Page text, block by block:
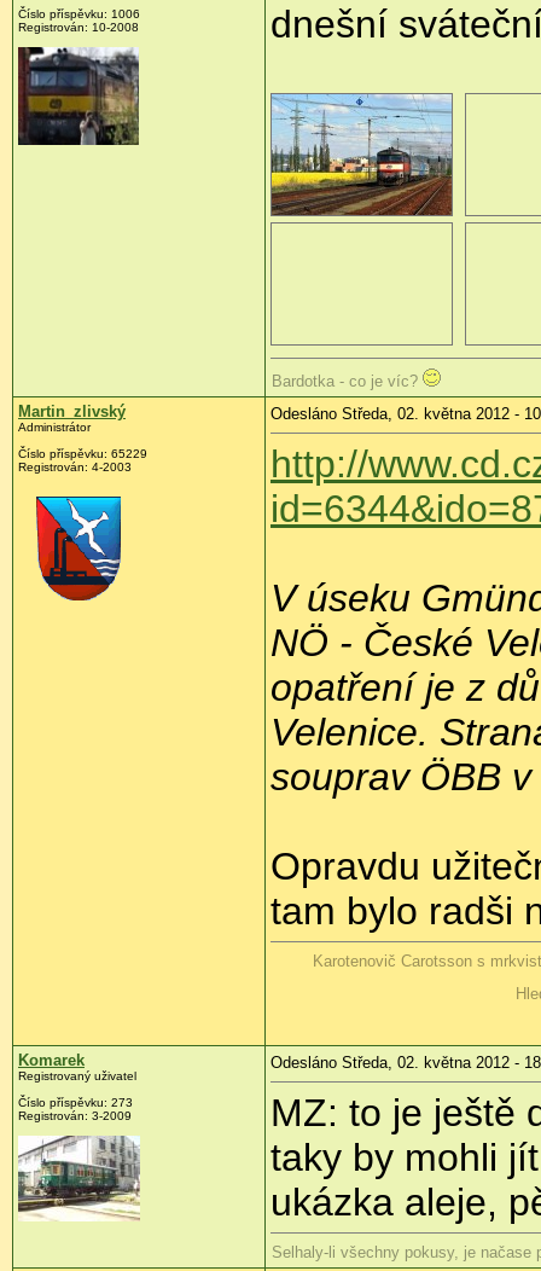
Číslo příspěvku: 1006
Registrován: 10-2008 dnešní
Bardotka - co je víc?
Martin_zlivský
Administrátor
Číslo příspěvku: 65229
Registrován: 4-2003
Odesláno Středa, 02. května 2012 -
http://
V úseku
NÖ - České
opatření je z
Velenice.
souprav ÖBB
Opravdu
tam bylo radši
Karotenovič Carotsson s
Komarek
Registrovaný uživatel
Číslo příspěvku: 273
Registrován: 3-2009
Odesláno Středa, 02. května 2012 -
MZ: to je ještě
taky by mohli
ukázka aleje,
Selhaly-li všechny pokusy, je načase